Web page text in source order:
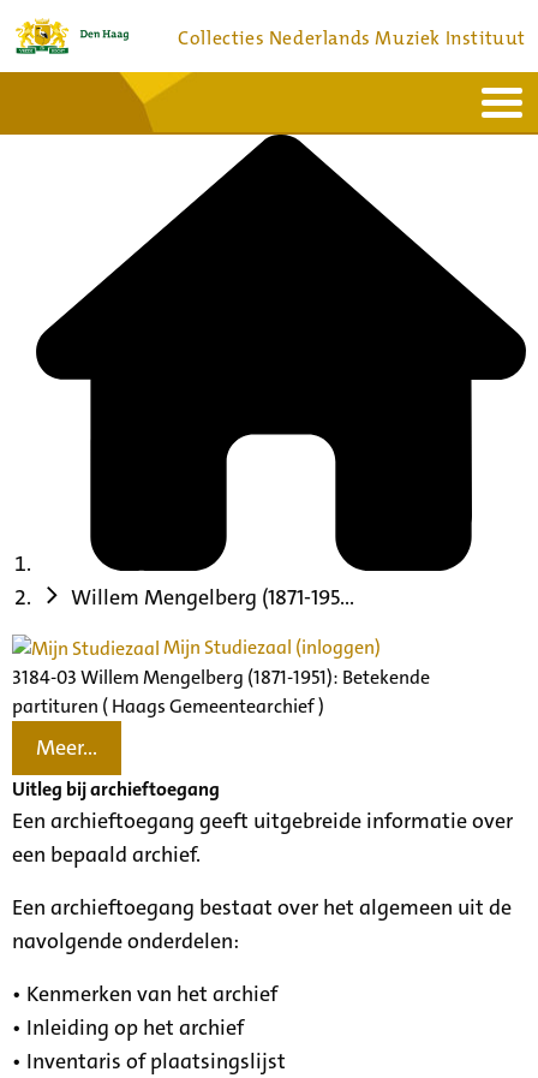
Collecties Nederlands Muziek Instituut
Bronnen en collecties
Willem Mengelberg (1871-195...
Mijn Studiezaal (inloggen)
3184-03 Willem Mengelberg (1871-1951): Betekende
partituren ( Haags Gemeentearchief )
Meer...
Uitleg bij archieftoegang
Een archieftoegang geeft uitgebreide informatie over
een bepaald archief.
Een archieftoegang bestaat over het algemeen uit de
navolgende onderdelen:
• Kenmerken van het archief
• Inleiding op het archief
• Inventaris of plaatsingslijst